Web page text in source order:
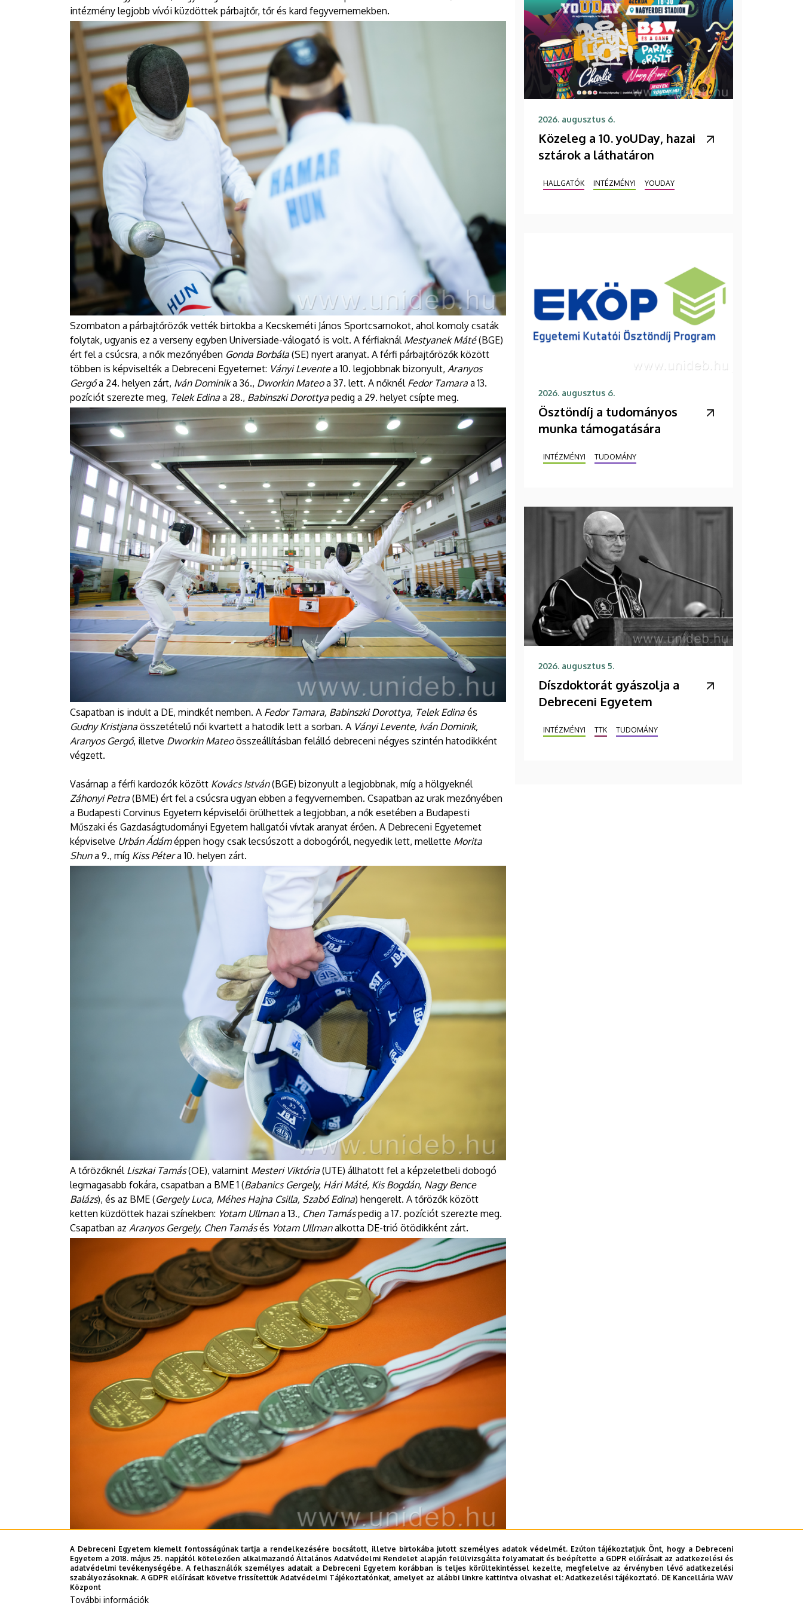
intézmény legjobb vívói küzdöttek párbajtőr, tőr és kard fegyvernemekben.
Szombaton a párbajtőrözők vették birtokba a Kecskeméti János Sportcsarnokot, ahol komoly csaták
folytak, ugyanis ez a verseny egyben Universiade-válogató is volt. A férfiaknál Mestyanek Máté(BGE)
ért fel a csúcsra, a nők mezőnyében Gonda Borbála (SE) nyert aranyat. A férfi párbajtőrözők között
többen is képviselték a Debreceni Egyetemet: Ványi Leventea 10. legjobbnak bizonyult, Aranyos
Gergőa 24. helyen zárt, Iván Dominika 36., Dworkin Mateoa 37. lett. A nőknél Fedor Tamara a 13.
pozíciót szerezte meg, Telek Edina a 28., Babinszki Dorottya pedig a 29. helyet csípte meg.
Csapatban is indult a DE, mindkét nemben. A Fedor Tamara, Babinszki Dorottya, Telek Edina és
Gudny Kristjana összetételű női kvartett a hatodik lett a sorban. A Ványi Levente, Iván Dominik,
Aranyos Gergő, illetve Dworkin Mateoösszeállításban felálló debreceni négyes szintén hatodikként
végzett.
Vasárnap a férfi kardozók között Kovács István(BGE) bizonyult a legjobbnak, míg a hölgyeknél
Záhonyi Petra (BME) ért fel a csúcsra ugyan ebben a fegyvernemben. Csapatban az urak mezőnyében
a Budapesti Corvinus Egyetem képviselői örülhettek a legjobban, a nők esetében a Budapesti
Műszaki és Gazdaságtudományi Egyetem hallgatói vívtak aranyat érően. A Debreceni Egyetemet
képviselve Urbán Ádáméppen hogy csak lecsúszott a dobogóról, negyedik lett, mellette Morita
Shuna 9., míg Kiss Pétera 10. helyen zárt.
A tőrözőknél Liszkai Tamás(OE), valamint Mesteri Viktória (UTE) állhatott fel a képzeletbeli dobogó
legmagasabb fokára, csapatban a BME 1 (Babanics Gergely, Hári Máté, Kis Bogdán, Nagy Bence
Balázs), és az BME (Gergely Luca, Méhes Hajna Csilla, Szabó Edina) hengerelt. A tőrözők között
ketten küzdöttek hazai színekben: Yotam Ullmana 13., Chen Tamáspedig a 17. pozíciót szerezte meg.
Csapatban az Aranyos Gergely, Chen Tamásés Yotam Ullmanalkotta DE-trió ötödikként zárt.
Az összetett rangsorban a Budapesti Műszaki és Gazdaságtudományi Egyetem lett az első, az Óbudai
Egyetem a második, míg a házigazda Debreceni Egyetem a harmadik.
Sajtóiroda-TB
2026. augusztus 6.
Közeleg a 10. yoUDay, hazai
sztárok a láthatáron
HALLGATÓK INTÉZMÉNYI YOUDAY
2026. augusztus 6.
Ösztöndíj a tudományos
munka támogatására
INTÉZMÉNYI TUDOMÁNY
2026. augusztus 5.
Díszdoktorát gyászolja a
Debreceni Egyetem
INTÉZMÉNYI TTK TUDOMÁNY
A Debreceni Egyetem kiemelt fontosságúnak tartja a rendelkezésére bocsátott, illetve birtokába jutott személyes adatok védelmét. Ezúton tájékoztatjuk Önt, hogy a Debreceni
Egyetem a 2018. május 25. napjától kötelezően alkalmazandó Általános Adatvédelmi Rendelet alapján felülvizsgálta folyamatait és beépítette a GDPR előírásait az adatkezelési és
adatvédelmi tevékenységébe. A felhasználók személyes adatait a Debreceni Egyetem korábban is teljes körültekintéssel kezelte, megfelelve az érvényben lévő adatkezelési
szabályozásoknak. A GDPR előírásait követve frissítettük Adatvédelmi Tájékoztatónkat, amelyet az alábbi linkre kattintva olvashat el:Adatkezelési tájékoztató. DE Kancellária WAV
Központ
További információk